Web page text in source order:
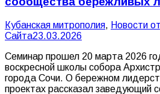
Кубанская митрополия, Новости
Сайта23.03.2026
Семинар прошел 20 марта 2026
воскресной школы собора
города Сочи. О бережном
проектах рассказал заведующий